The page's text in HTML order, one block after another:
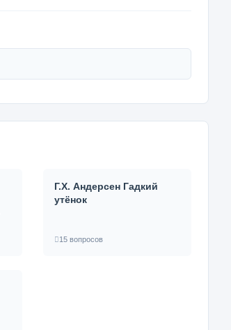
Г.Х. Андерсен Гадкий
утёнок
15 вопросов